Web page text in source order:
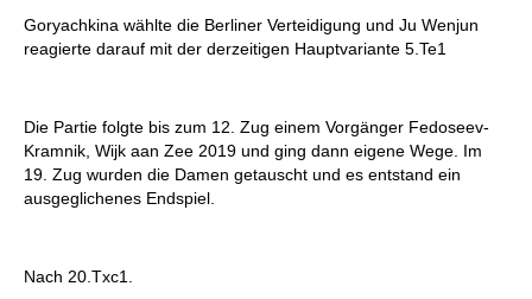
Goryachkina wählte die Berliner Verteidigung und Ju Wenjun
reagierte darauf mit der derzeitigen Hauptvariante 5.Te1
Die Partie folgte bis zum 12. Zug einem Vorgänger Fedoseev-
Kramnik, Wijk aan Zee 2019 und ging dann eigene Wege. Im
19. Zug wurden die Damen getauscht und es entstand ein
ausgeglichenes Endspiel.
Nach 20.Txc1.